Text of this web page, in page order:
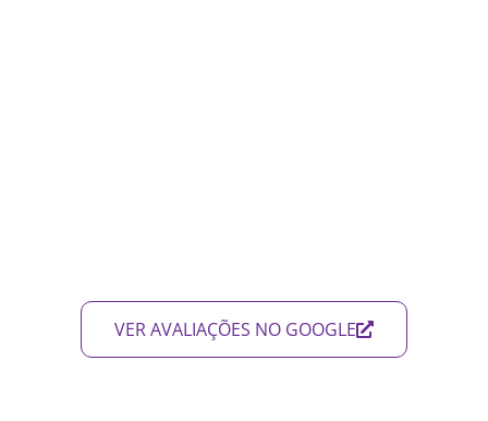
VER AVALIAÇÕES NO GOOGLE